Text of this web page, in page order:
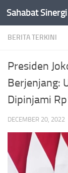
Skip to content
Sahabat Sinergi
BERITA TERKINI
Presiden
Berjenjang:
Dipinjami
DECEMBER 20, 2022